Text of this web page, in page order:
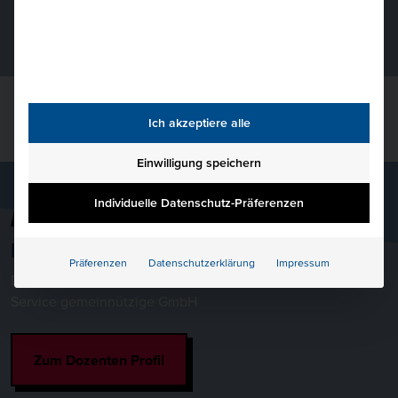
DEIN DOZENT
Dennis Neumann
Zum Dozenten Profil
Ich akzeptiere alle
Einwilligung speichern
Individuelle Datenschutz-Präferenzen
Präferenzen Datenschutzerklärung Impressum